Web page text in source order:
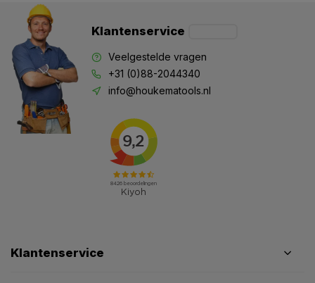
Klantenservice
Veelgestelde vragen
+31 (0)88-2044340
info@houkematools.nl
Klantenservice